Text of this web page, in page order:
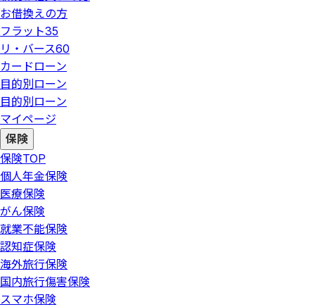
お借換えの方
フラット35
リ・バース60
カードローン
目的別ローン
目的別ローン
マイページ
保険
保険TOP
個人年金保険
医療保険
がん保険
就業不能保険
認知症保険
海外旅行保険
国内旅行傷害保険
スマホ保険